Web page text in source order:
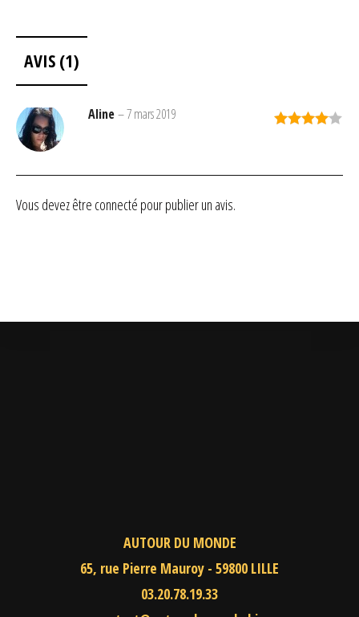
AVIS (1)
Aline–7 mars 2019
Vous devez être connecté pour publier un avis.
AUTOUR DU MONDE
65, rue Pierre Mauroy - 59800 LILLE
03.20.78.19.33